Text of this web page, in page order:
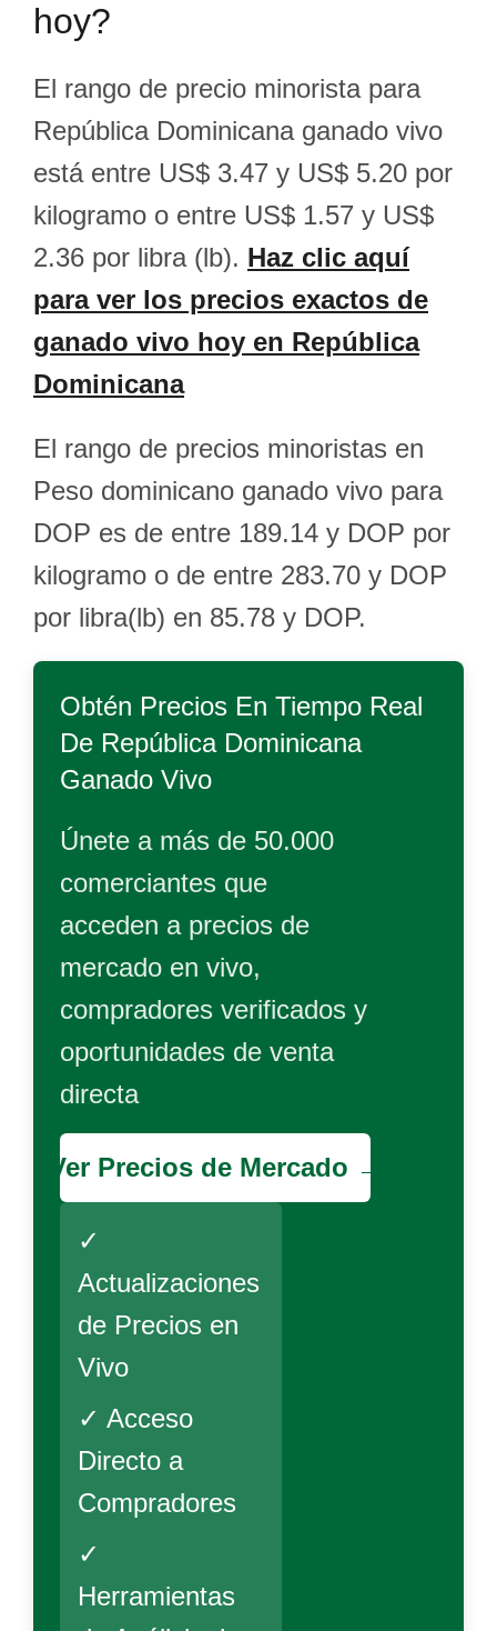
hoy?
El rango de precio minorista para
República Dominicana ganado vivo
está entre US$ 3.47 y US$ 5.20 por
kilogramo o entre US$ 1.57 y US$
2.36 por libra (lb). Haz clic aquí
para ver los precios exactos de
ganado vivo hoy en República
Dominicana
El rango de precios minoristas en
Peso dominicano ganado vivo para
DOP es de entre 189.14 y DOP por
kilogramo o de entre 283.70 y DOP
por libra(lb) en 85.78 y DOP.
Obtén Precios En Tiempo Real
De República Dominicana
Ganado Vivo
Únete a más de 50.000
comerciantes que
acceden a precios de
mercado en vivo,
compradores verificados y
oportunidades de venta
directa
Ver Precios de Mercado →
✓
Actualizaciones
de Precios en
Vivo
✓ Acceso
Directo a
Compradores
✓
Herramientas